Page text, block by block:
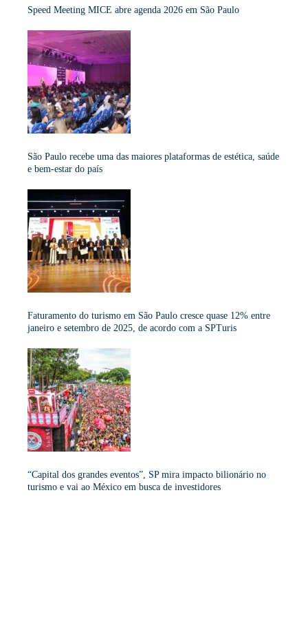
Speed Meeting MICE abre agenda 2026 em São Paulo
São Paulo recebe uma das maiores plataformas de estética, saúde
e bem-estar do país
Faturamento do turismo em São Paulo cresce quase 12% entre
janeiro e setembro de 2025, de acordo com a SPTuris
“Capital dos grandes eventos”, SP mira impacto bilionário no
turismo e vai ao México em busca de investidores